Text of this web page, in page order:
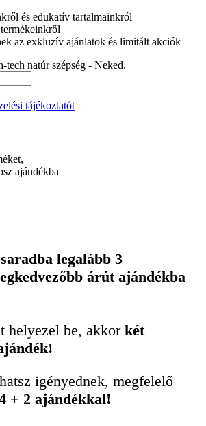
és edukatív tartalmainkról
az exkluzív ajánlatok és limitált akciók
natúr szépség - Neked.
tájékoztatót
ajándékba
legalább 3
árút ajándékba
helyezel be, akkor két
igényednek, megfelelő
+ 2 ajándékkal!